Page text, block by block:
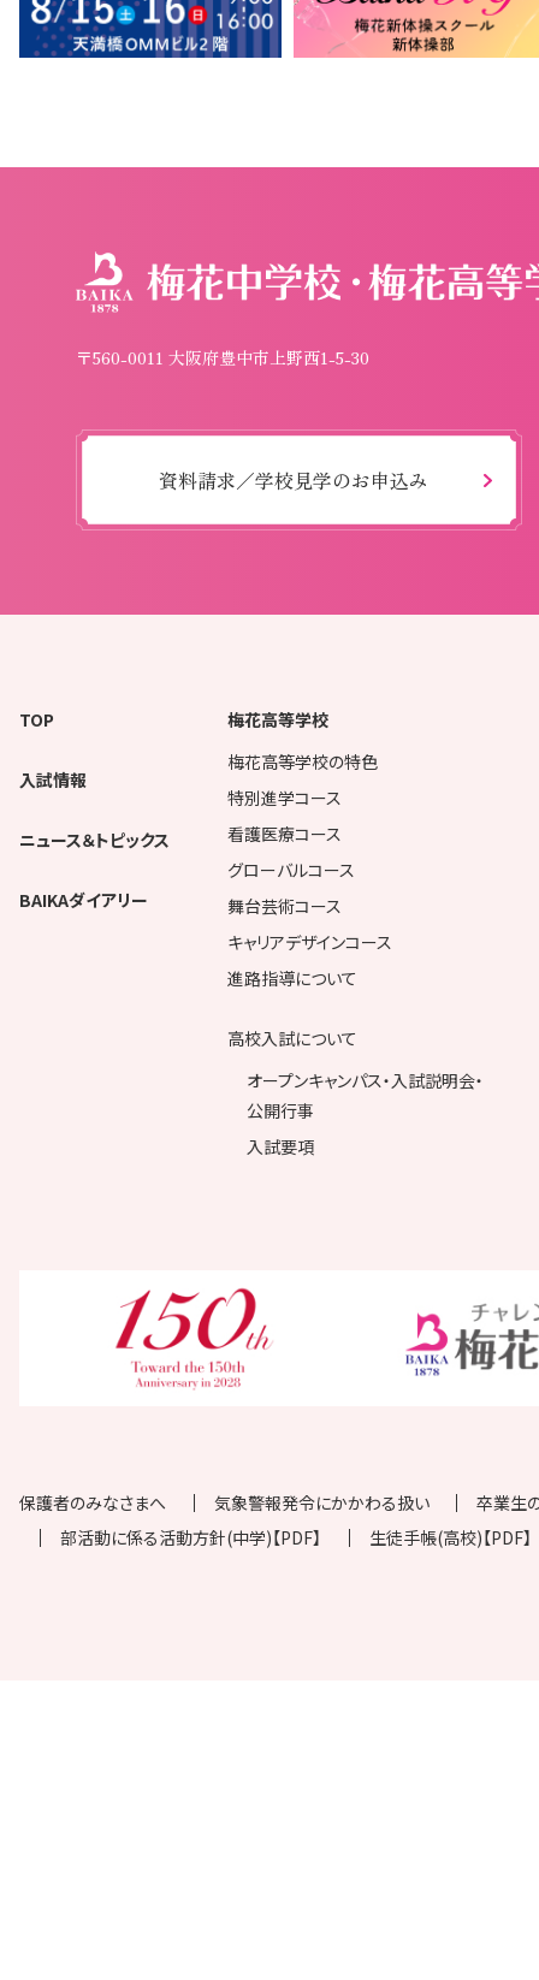
〒560-0011 大阪府豊中市上野西1-5-30
資料請求／学校見学のお申込み
TOP
入試情報
ニュース＆トピックス
BAIKAダイアリー
梅花高等学校
梅花高等学校の特色
特別進学コース
看護医療コース
グローバルコース
舞台芸術コース
キャリアデザインコース
進路指導について
高校入試について
オープンキャンパス・入試説明会・
公開行事
入試要項
保護者のみなさまへ 気象警報発令にかかわる扱い
卒業生
部活動に係る活動方針(中学)【PDF】
生徒手帳(高校)【PDF】